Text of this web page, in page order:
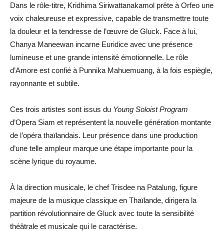
Dans le rôle-titre, Kridhima Siriwattanakamol prête à Orfeo une
voix chaleureuse et expressive, capable de transmettre toute
la douleur et la tendresse de l’œuvre de Gluck. Face à lui,
Chanya Maneewan incarne Euridice avec une présence
lumineuse et une grande intensité émotionnelle. Le rôle
d’Amore est confié à Punnika Mahuemuang, à la fois espiègle,
rayonnante et subtile.
Ces trois artistes sont issus du Young Soloist Program
d’Opera Siam et représentent la nouvelle génération montante
de l’opéra thaïlandais. Leur présence dans une production
d’une telle ampleur marque une étape importante pour la
scène lyrique du royaume.
À la direction musicale, le chef Trisdee na Patalung, figure
majeure de la musique classique en Thaïlande, dirigera la
partition révolutionnaire de Gluck avec toute la sensibilité
théâtrale et musicale qui le caractérise.